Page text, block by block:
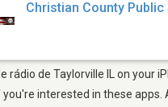
Christian County Public
rádio de Taylorville IL on your
you're interested in these apps.